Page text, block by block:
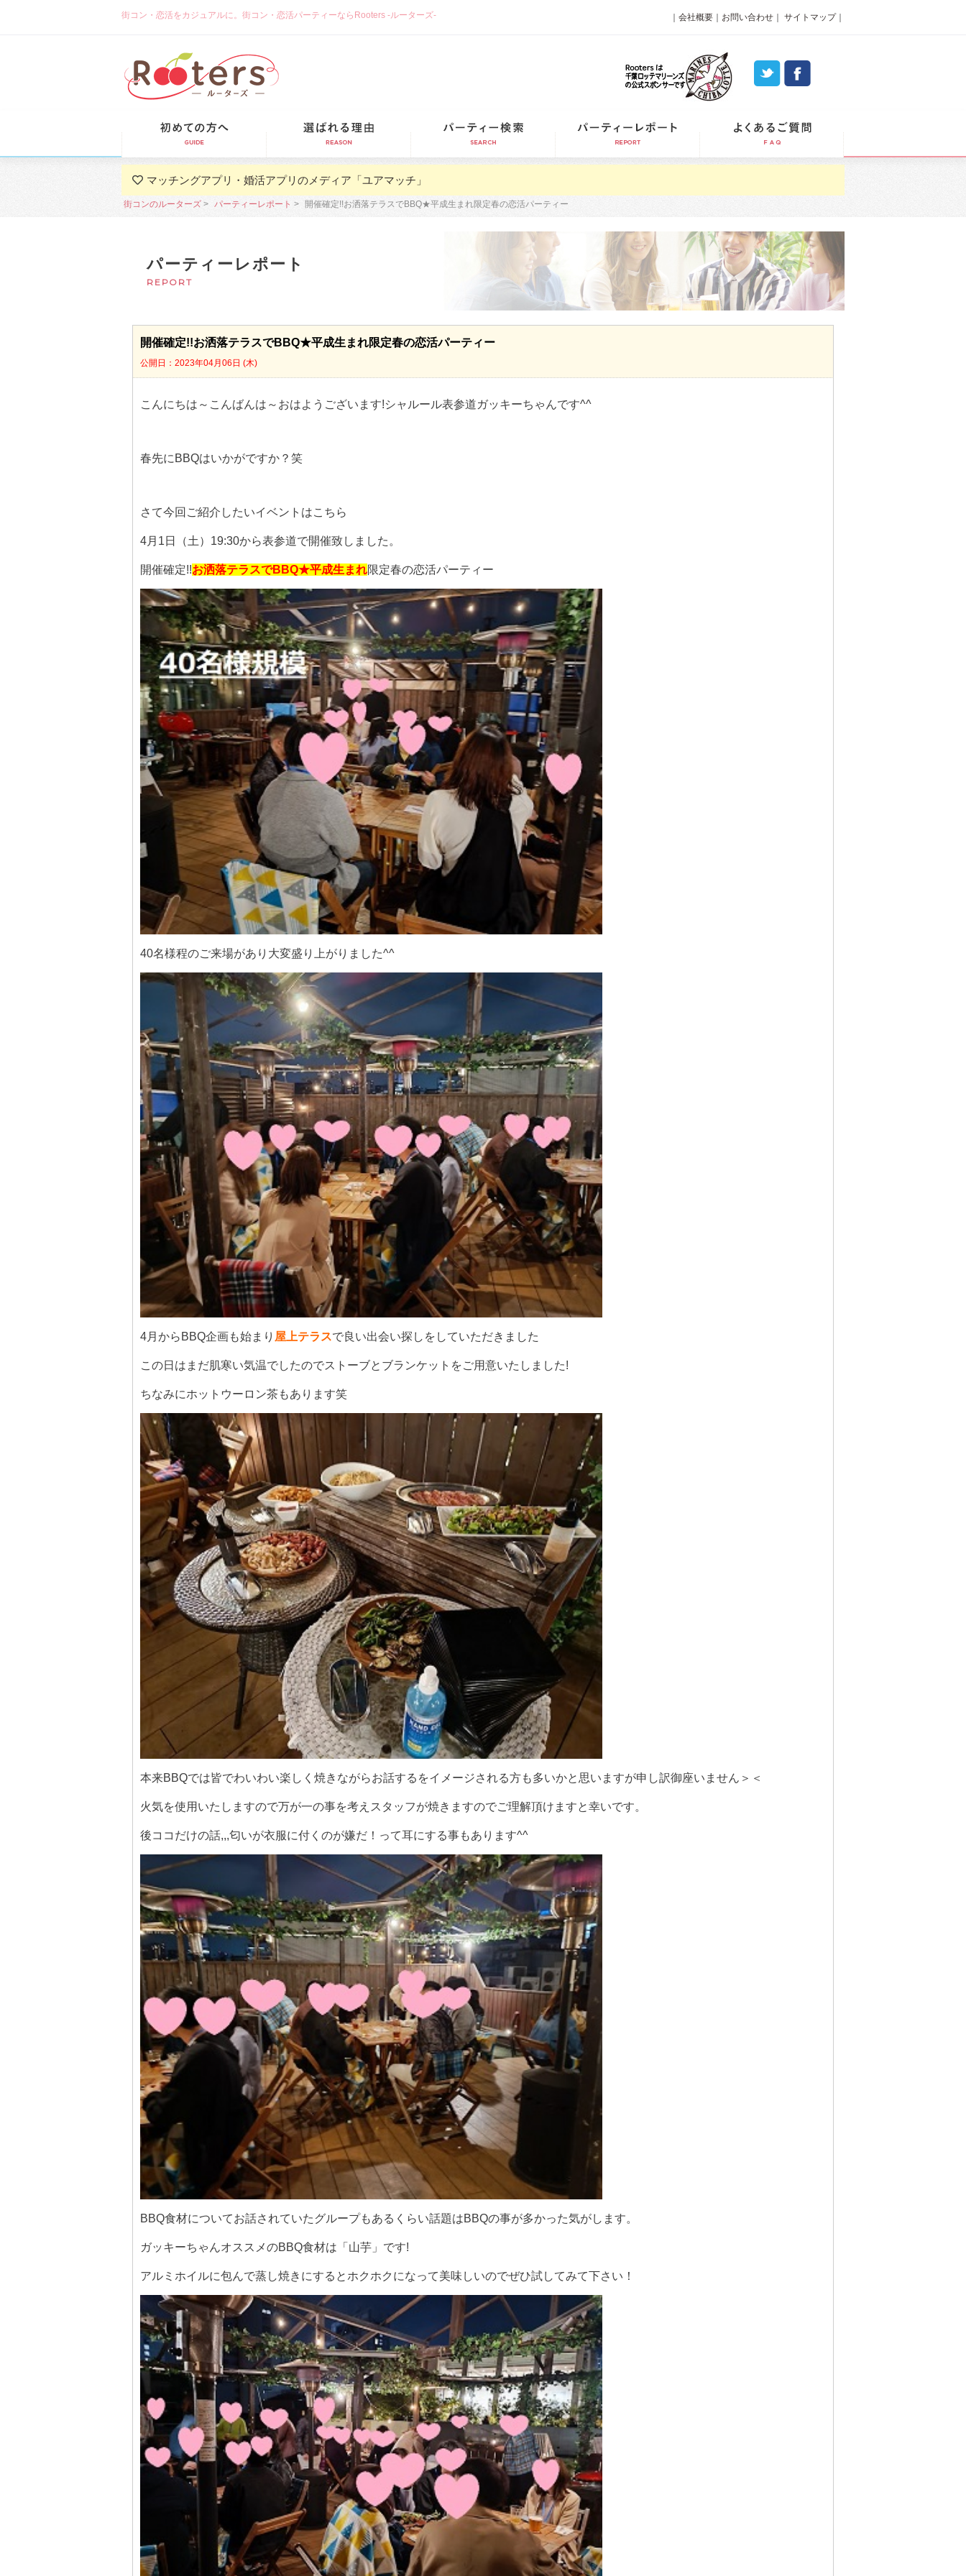
街コン・恋活をカジュアルに。街コン・恋活パーティーならRooters -ルーターズ- 会社概要 お問い合わせ サイトマップ｜
マッチングアプリ・婚活アプリのメディア「ユアマッチ」
街コンのルーターズ パーティーレポート 開催確定!!お洒落テラスでBBQ★平成生まれ限定春の恋活パーティー
パーティーレポート
REPORT
開催確定!!お洒落テラスでBBQ★平成生まれ限定春の恋活パーティー
公開日：2023年04月06日 (木)
こんにちは～こんばんは～おはようございます!シャルール表参道ガッキーちゃんです^^
春先にBBQはいかがですか？笑
さて今回ご紹介したいイベントはこちら
4月1日（土）19:30から表参道で開催致しました。
開催確定!!お洒落テラスでBBQ★平成生まれ限定春の恋活パーティー
40名様程のご来場があり大変盛り上がりました^^
4月からBBQ企画も始まり 屋上テラスで良い出会い探しをしていただきました
この日はまだ肌寒い気温でしたのでストーブとブランケットをご用意いたしました!
ちなみにホットウーロン茶もあります笑
本来BBQでは皆でわいわい楽しく焼きながらお話するをイメージされる方も多いかと思いますが申し訳御座いません＞＜
火気を使用いたしますので万が一の事を考えスタッフが焼きますのでご理解頂けますと幸いです。
後ココだけの話,,,匂いが衣服に付くのが嫌だ！って耳にする事もあります^^
BBQ食材についてお話されていたグループもあるくらい話題はBBQの事が多かった気がします。
ガッキーちゃんオススメのBBQ食材は「山芋」です!
アルミホイルに包んで蒸し焼きにするとホクホクになって美味しいのでぜひ試してみて下さい！